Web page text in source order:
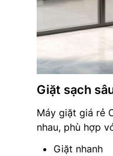
Giặt sạch
Máy giặt giá rẻ
nhau, phù hợp
Giặt nhanh